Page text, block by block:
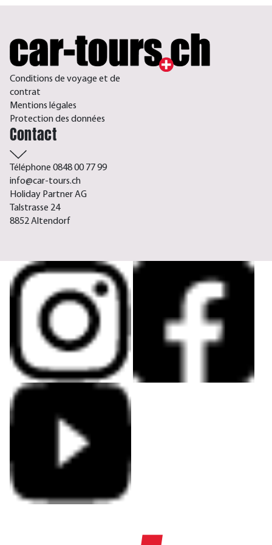
Conditions de voyage et de
contrat
Mentions légales
Protection des données
Contact
Téléphone 0848 00 77 99
info@car-tours.ch
Holiday Partner AG
Talstrasse 24
8852 Altendorf